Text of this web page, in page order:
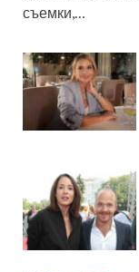
съемки,…